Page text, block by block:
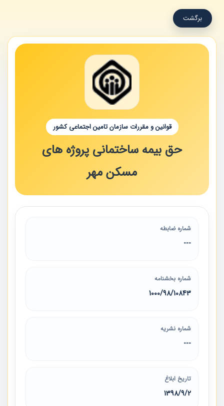
برگشت
قوانین و مقررات سازمان تامین اجتماعی کشور
حق بیمه ساختمانی پروژه های
مسکن مهر
شماره ضابطه
---
شماره بخشنامه
1000/98/10843
شماره نشریه
---
تاریخ ابلاغ
1398/9/2